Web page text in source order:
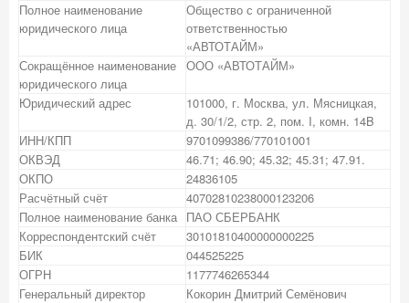
Полное наименование
юридического лица
Общество с ограниченной
ответственностью
«АВТОТАЙМ»
Сокращённое наименование
юридического лица
ООО «АВТОТАЙМ»
Юридический адрес
101000, г. Москва, ул. Мясницкая,
д. 30/1/2, стр. 2, пом. I, комн. 14B
ИНН/КПП
9701099386/770101001
ОКВЭД
46.71; 46.90; 45.32; 45.31; 47.91.
ОКПО
24836105
Расчётный счёт
40702810238000123206
Полное наименование банка
ПАО СБЕРБАНК
Корреспондентский счёт
30101810400000000225
БИК
044525225
ОГРН
1177746265344
Генеральный директор
Кокорин Дмитрий Семёнович